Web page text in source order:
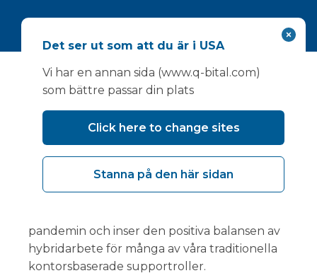
Hur det är att jobba för oss
Vi värdesätter våra medarbetare och
tillhandahåller en stödjande miljö för dem att
pandemin och inser den positiva balansen av
hybridarbete för många av våra traditionella
kontorsbaserade supportroller.
Det ser ut som att du är i USA
Vi har en annan sida (www.q-bital.com)
som bättre passar din plats
Click here to change sites
Stanna på den här sidan